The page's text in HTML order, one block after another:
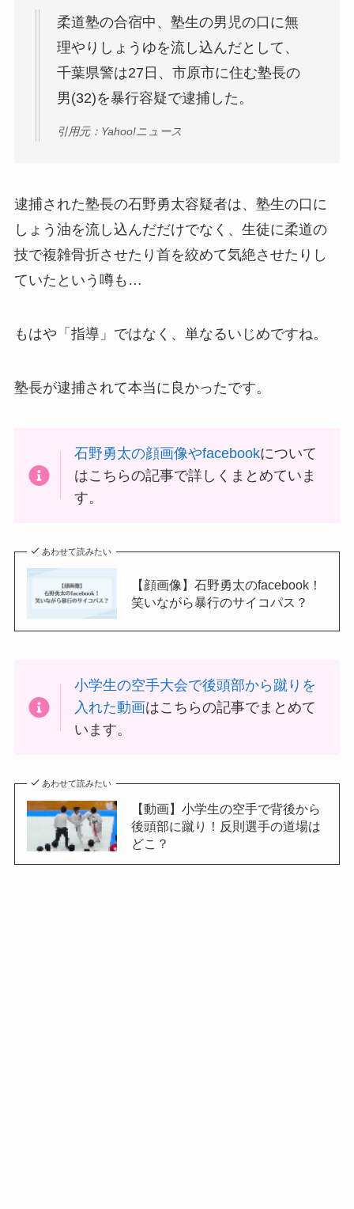
柔道塾の合宿中、塾生の男児の口に無
理やりしょうゆを流し込んだとして、
千葉県警は27日、市原市に住む塾長の
男(32)を暴行容疑で逮捕した。
引用元：Yahoo!ニュース
逮捕された塾長の石野勇太容疑者は、塾生の口に
しょう油を流し込んだだけでなく、生徒に柔道の
技で複雑骨折させたり首を絞めて気絶させたりし
ていたという噂も…
もはや「指導」ではなく、単なるいじめですね。
塾長が逮捕されて本当に良かったです。
石野勇太の顔画像やfacebookについて
はこちらの記事で詳しくまとめていま
す。
あわせて読みたい
【顔画像】石野勇太のfacebook！
笑いながら暴行のサイコパス？
小学生の空手大会で後頭部から蹴りを
入れた動画はこちらの記事でまとめて
います。
あわせて読みたい
【動画】小学生の空手で背後から
後頭部に蹴り！反則選手の道場は
どこ？